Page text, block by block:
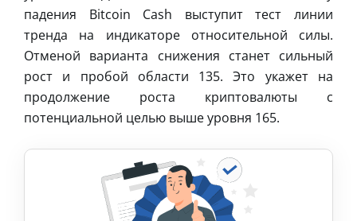
падения Bitcoin Cash выступит тест линии
тренда на индикаторе относительной силы.
Отменой варианта снижения станет сильный
рост и пробой области 135. Это укажет на
продолжение роста криптовалюты с
потенциальной целью выше уровня 165.